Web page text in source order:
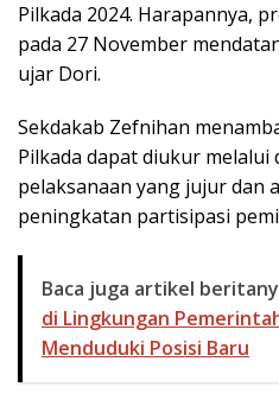
Pilkada 2024. Harapannya,
pada 27 November
ujar Dori.
Sekdakab Zefnihan
Pilkada dapat diukur
pelaksanaan yang jujur dan
peningkatan partisipasi
Baca juga artikel
di Lingkungan
Menduduki Posisi Baru